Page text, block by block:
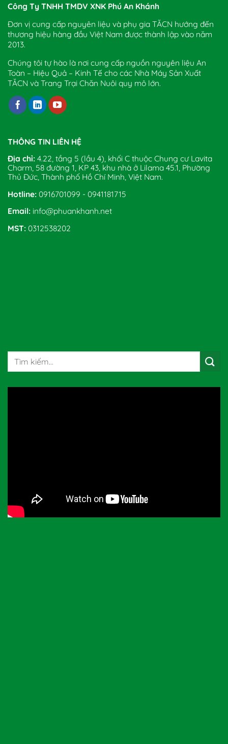
Công Ty TNHH TMDV XNK Phú An Khánh
Đơn vị cung cấp nguyên liệu và phụ gia TĂCN hướng đến
thương hiệu hàng đầu Việt Nam được thành lập vào năm
2013.
Chúng tôi tự hào là nơi cung cấp nguồn nguyên liệu An
Toàn – Hiệu Quả – Kinh Tế cho các Nhà Máy Sản Xuất
TĂCN và Trang Trại Chăn Nuôi quy mô lớn.
THÔNG TIN LIÊN HỆ
Địa chỉ: 4.22, tầng 5 (lầu 4), khối C thuộc Chung cư Lavita
Charm, 58 đường 1, KP 43, khu nhà ở Lilama 45.1, Phường
Thủ Đức, Thành phố Hồ Chí Minh, Việt Nam.
Hotline: 0916701099 - 0941181715
Email: info@phuankhanh.net
MST: 0312538202
Tìm